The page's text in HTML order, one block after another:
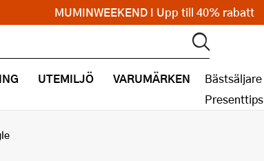
UTEMILJÖ VARUMÄRKEN Bästsäljare
Presenttips
MUMINWEEKEND I Upp till 40% rabatt